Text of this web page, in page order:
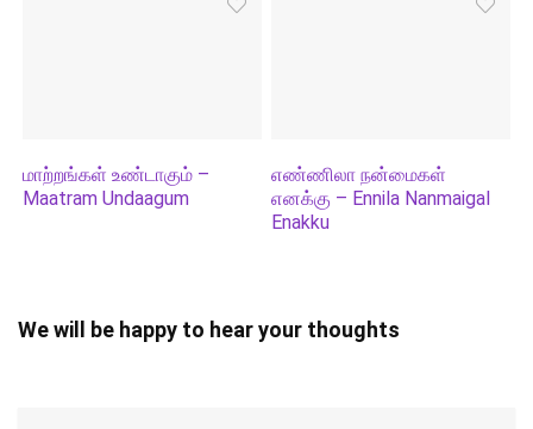
மாற்றங்கள் உண்டாகும் –
Maatram Undaagum
எண்ணிலா நன்மைகள்
எனக்கு – Ennila Nanmaigal
Enakku
We will be happy to hear your thoughts